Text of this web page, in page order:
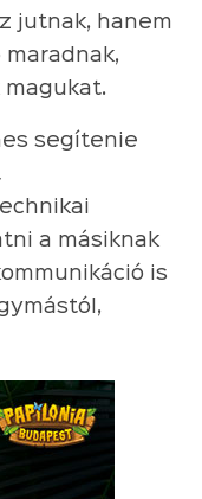
jutnak, hanem
segítenie
a másiknak
is